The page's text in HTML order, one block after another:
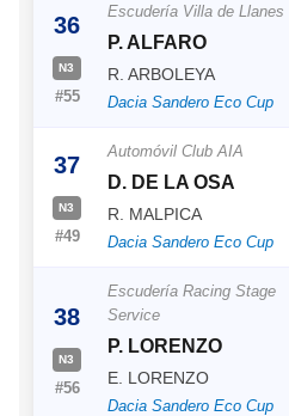
36
N3
#55
Escudería Villa de Llanes
P. ALFARO
R. ARBOLEYA
Dacia Sandero Eco Cup
37
N3
#49
Automóvil Club AIA
D. DE LA OSA
R. MALPICA
Dacia Sandero Eco Cup
38
N3
#56
Escudería Racing Stage
Service
P. LORENZO
E. LORENZO
Dacia Sandero Eco Cup